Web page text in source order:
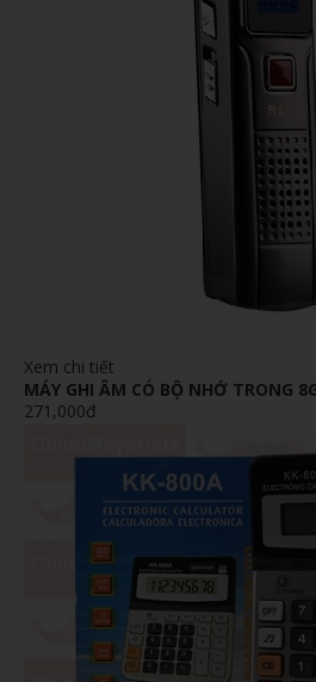
Xem chi tiết
MÁY GHI ÂM CÓ BỘ NHỚ TRONG
271,000đ